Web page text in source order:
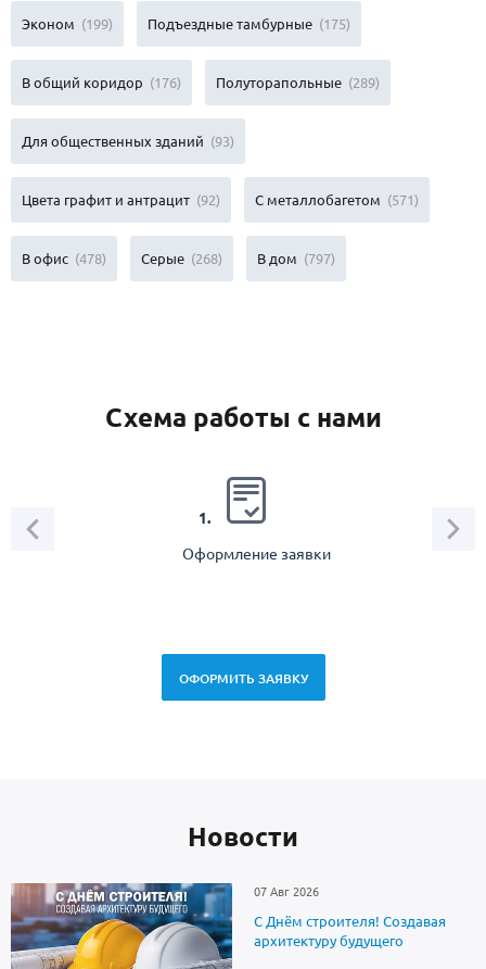
Эконом (199) Подъездные тамбурные (175)
В общий коридор (176) Полуторапольные (289)
Для общественных зданий (93)
Цвета графит и антрацит (92) С металлобагетом (571)
В офис (478) Серые (268) В дом (797)
Схема работы с нами
1.
Оформление заявки
ОФОРМИТЬ ЗАЯВКУ
Новоcти
07 Авг 2026
С Днём строителя! Создавая
архитектуру будущего